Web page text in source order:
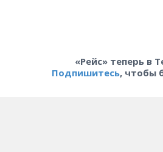
«Рейс» теперь в
Подпишитесь, чтобы